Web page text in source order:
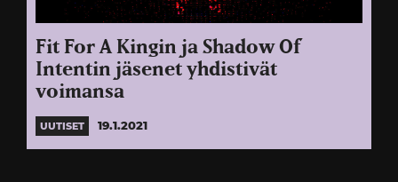
Fit For A Kingin ja Shadow Of
Intentin jäsenet yhdistivät
voimansa
UUTISET 19.1.2021